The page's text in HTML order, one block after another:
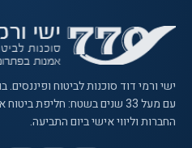
ישי ורמי דוד סוכנות לביטוח ופיננסים.
עםמעל 33 שנים
בשטח: חליפת ביטוח
החברות וליווי אישי ביום התביעה.